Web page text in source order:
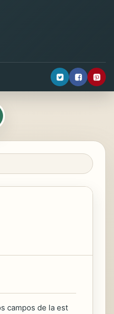
campos de la est